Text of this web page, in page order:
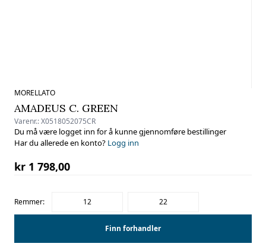
MORELLATO
AMADEUS C. GREEN
Varenr.:X0518052075CR
Du må være logget inn for å kunne gjennomføre bestillinger
Har du allerede en konto? Logg inn
kr 1 798,00
Remmer: 12 22
Finn forhandler